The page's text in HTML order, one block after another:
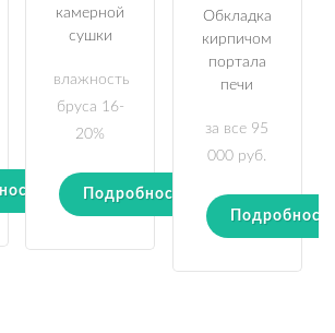
камерной
сушки
влажность
бруса 16-
20%
Подробности
Обкладка
кирпичом
портала
печи
за все 95
000 руб.